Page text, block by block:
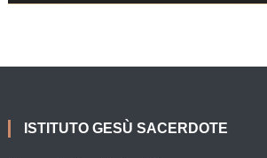
ISTITUTO GESÙ SACERDOTE